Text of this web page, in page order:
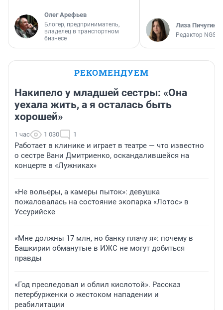
Олег Арефьев
Блогер, предприниматель,
владелец в транспортном
бизнесе
Лиза Пичугина
Редактор
РЕКОМЕНДУЕМ
Накипело у младшей сестры: «Она
уехала жить, а я осталась быть
хорошей»
1 час 1 030 1
Работает в клинике и играет в театре — что известно
о сестре Вани Дмитриенко, оскандалившейся на
концерте в «Лужниках»
«Не вольеры, а камеры пыток»: девушка
пожаловалась на состояние экопарка «Лотос» в
Уссурийске
«Мне должны 17 млн, но банку плачу я»: почему в
Башкирии обманутые в ИЖС не могут добиться
правды
«Год преследовал и облил кислотой». Рассказ
петербурженки о жестоком нападении и
реабилитации